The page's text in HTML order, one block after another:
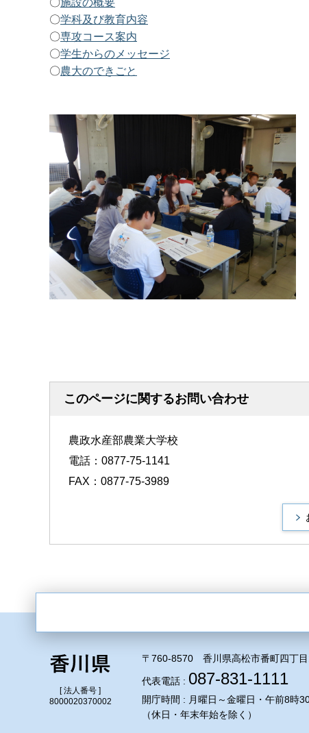
〇施設の概要
〇学科及び教育内容
〇専攻コース案内
〇学生からのメッセージ
〇農大のできごと
このページに関するお問い合わせ
農政水産部農業大学校
電話：0877-75-1141
FAX：0877-75-3989
[ 法人番号 ]
8000020370002
〒760-8570 香川県高松市番町四丁
代表電話 : 087-831-1111
開庁時間 : 月曜日～金曜日・午前8時
（休日・年末年始を除く）